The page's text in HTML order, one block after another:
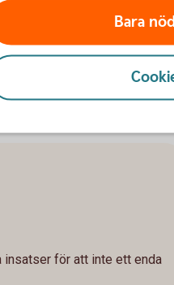
miljön i Sverige och
insatser för att inte ett enda
Bara